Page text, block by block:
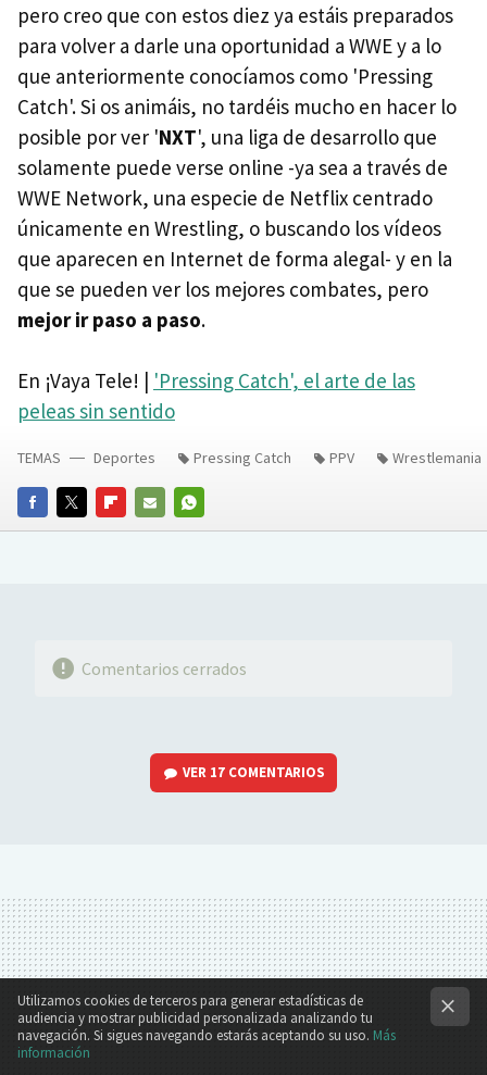
pero creo que con estos diez ya estáis preparados
para volver a darle una oportunidad a WWE y a lo
que anteriormente conocíamos como 'Pressing
Catch'. Si os animáis, no tardéis mucho en hacer lo
posible por ver 'NXT', una liga de desarrollo que
solamente puede verse online -ya sea a través de
WWE Network, una especie de Netflix centrado
únicamente en Wrestling, o buscando los vídeos
que aparecen en Internet de forma alegal- y en la
que se pueden ver los mejores combates, pero
mejor ir paso a paso.
En ¡Vaya Tele! | 'Pressing Catch', el arte de las
peleas sin sentido
FACEBOOKTWITTERFLIPBOARD
E-
WHATSAPP
TEMAS Deportes Pressing Catch PPV Wrestlemania
Comentarios cerrados
VER 17 COMENTARIOS
Utilizamos cookies de terceros para generar estadísticas de
audiencia y mostrar publicidad personalizada analizando tu
navegación. Si sigues navegando estarás aceptando su uso. Más
información